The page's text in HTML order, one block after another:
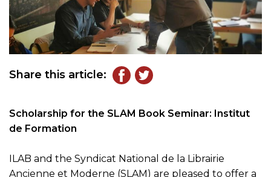
Share this article:
Scholarship for the SLAM Book Seminar: Institut
de Formation
ILAB and the Syndicat National de la Librairie
Ancienne et Moderne (SLAM) are pleased to offer a